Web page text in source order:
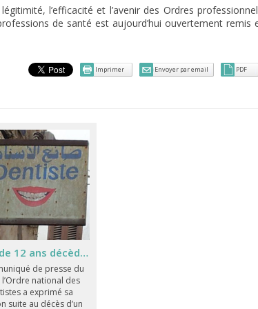
l’efficacité et l’avenir des Ordres
de santé est aujourd’hui ouvertement remis
Imprimer Envoyer par email PDF
Un enfant de 12 ans décède suite à une extraction dentaire illégale !
de presse du
national des
a exprimé sa
suite au décès d’un